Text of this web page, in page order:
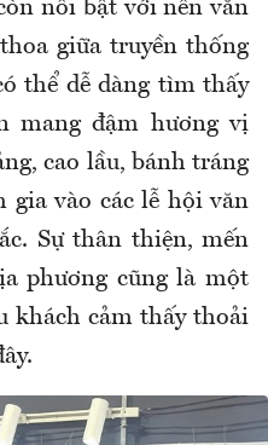
nổi bật với nền văn
giữa truyền thống
thể dễ dàng tìm thấy
mang đậm hương vị
cao lầu, bánh tráng
gia vào các lễ hội văn
Sự thân thiện, mến
phương cũng là một
khách cảm thấy thoải